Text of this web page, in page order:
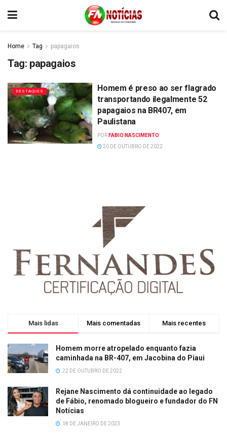
Home Tag papagaios
Tag: papagaios
DESTAQUES
Homem é preso ao ser flagrado
transportando ilegalmente 52
papagaios na BR407, em
Paulistana
POR FABIO NASCIMENTO
20 DE OUTUBRO DE 2022
Mais lidas Mais comentadas Mais recentes
Homem morre atropelado enquanto fazia
caminhada na BR-407, em Jacobina do Piaui
22 DE OUTUBRO DE 2022
Rejane Nascimento dá continuidade ao legado
de Fábio, renomado blogueiro e fundador do FN
Notícias
18 DE JANEIRO DE 2023